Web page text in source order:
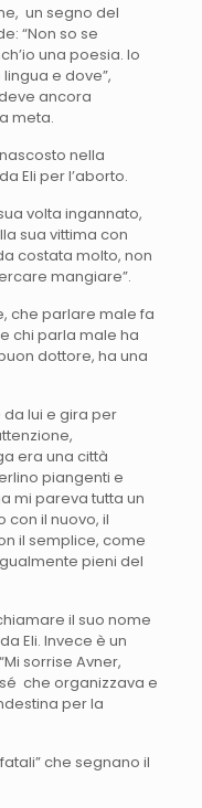
un segno del
“Non so se
una poesia. Io
e dove”,
ancora
meta.
nella
Eli per l’aborto.
volta ingannato,
sua vittima con
costata molto, non
mangiare”.
che parlare male fa
chi parla male ha
dottore, ha una
da lui e gira per
era una città
piangenti e
mi pareva tutta un
con il nuovo, il
il semplice, come
pieni del
il suo nome
Eli. Invece è un
sorrise Avner,
che organizzava e
per la
che segnano il